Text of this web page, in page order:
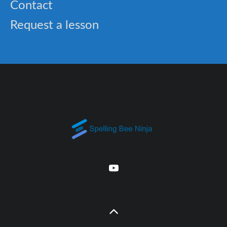
Contact
Request a lesson